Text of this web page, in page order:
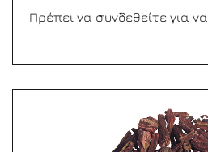
Πρέπει να συνδεθείτε για